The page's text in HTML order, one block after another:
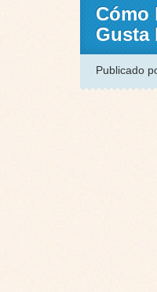
Cómo
Gusta
Publicado